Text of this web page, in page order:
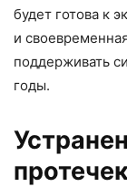
будет готова к
и
поддерживать
годы.